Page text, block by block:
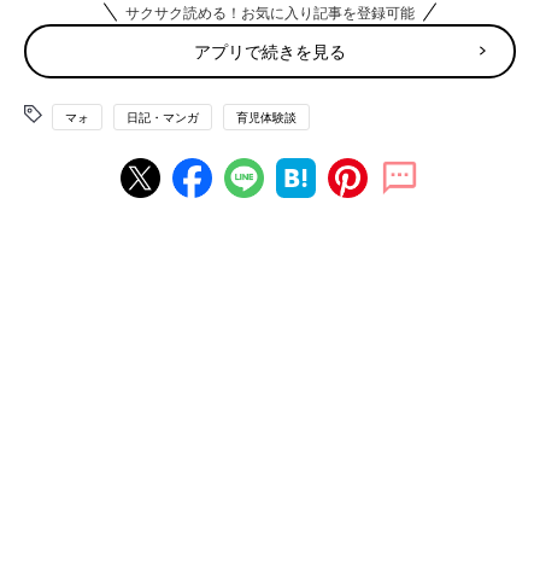
サクサク読める！お気に入り記事を登録可能
アプリで続きを見る
マォ 日記・マンガ 育児体験談